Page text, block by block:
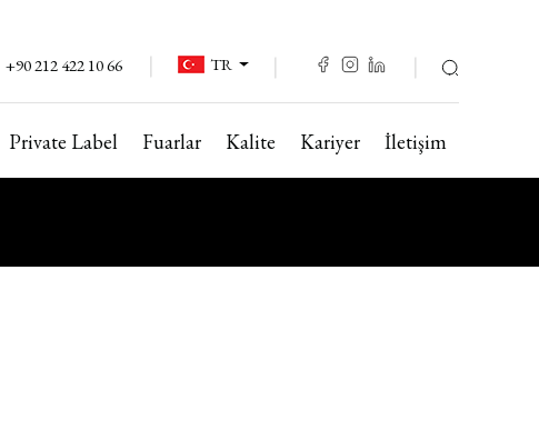
+90 212 422 10 66 TR
Private Label Fuarlar Kalite Kariyer İletişim